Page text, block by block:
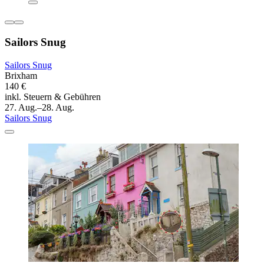
Sailors Snug
Sailors Snug
Brixham
140 €
inkl. Steuern & Gebühren
27. Aug.–28. Aug.
Sailors Snug